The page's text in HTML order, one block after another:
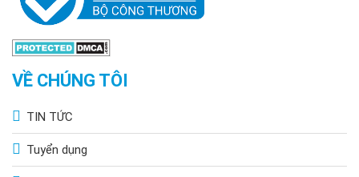
VỀ CHÚNG TÔI
TIN TỨC
Tuyển dụng